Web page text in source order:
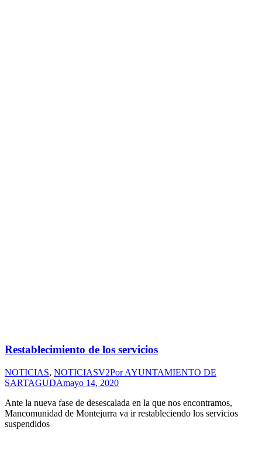
Restablecimiento de los servicios
NOTICIAS, NOTICIASV2PorAYUNTAMIENTO DE
SARTAGUDAmayo 14, 2020
Ante la nueva fase de desescalada en la que nos encontramos,
Mancomunidad de Montejurra va ir restableciendo los servicios
suspendidos